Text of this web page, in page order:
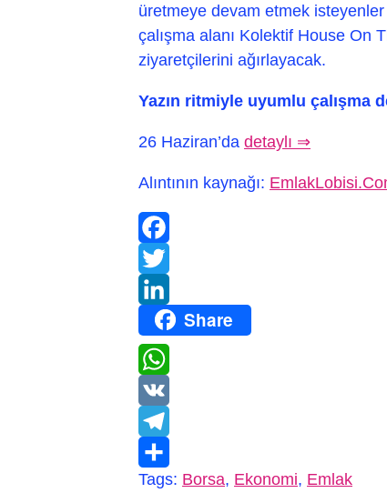
üretmeye devam etmek
çalışma alanı Kolektif House On
ziyaretçilerini ağırlayacak.
Yazın ritmiyle uyumlu çalışma
26 Haziran’da detaylı ⇒
Alıntının kaynağı:
Facebook
Twitter
LinkedInShare
WhatsApp
VK
Telegram
Paylaş
Tags: Borsa, Ekonomi, Emlak